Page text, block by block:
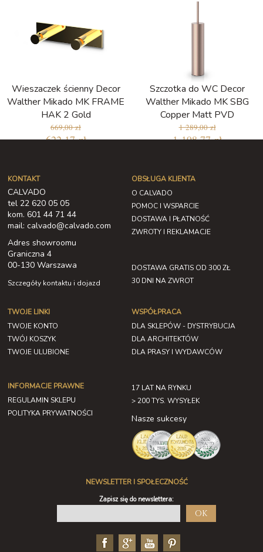
Wieszaczek ścienny Decor
Walther Mikado MK FRAME
HAK 2 Gold
669,00 zł
622,17 zł
Szczotka do WC Decor
Walther Mikado MK SBG
Copper Matt PVD
1 289,00 zł
1 198,77 zł
KONTAKT
CALVADO
tel 22 620 05 05
kom. 601 44 71 44
mail: calvado@calvado.com
Adres showroomu
Graniczna 4
00-130 Warszawa
Szczegóły kontaktu i dojazd
OBSŁUGA KLIENTA
O CALVADO
POMOC I WSPARCIE
DOSTAWA I PŁATNOŚĆ
ZWROTY I REKLAMACJE
DOSTAWA GRATIS OD 300 ZŁ
30 DNI NA ZWROT
TWOJE LINKI
TWOJE KONTO
TWÓJ KOSZYK
TWOJE ULUBIONE
INFORMACJE PRAWNE
REGULAMIN SKLEPU
POLITYKA PRYWATNOŚCI
WSPÓŁPRACA
DLA SKLEPÓW - DYSTRYBUCJA
DLA ARCHITEKTÓW
DLA PRASY I WYDAWCÓW
17 LAT NA RYNKU
> 200 TYS. WYSYŁEK
Nasze sukcesy
NEWSLETTER I SPOŁECZNOŚĆ
Zapisz się do newslettera:
OK